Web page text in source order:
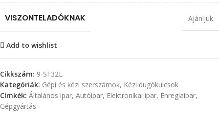
VISZONTELADÓKNAK Ajánljuk
Add to wishlist
Cikkszám: 9-SF32L
Kategóriák: Gépi és kézi szerszámok, Kézi dugókulcsok
Címkék: Általános ipar, Autóipar, Elektronikai ipar, Enregiaipar,
Gépgyártás